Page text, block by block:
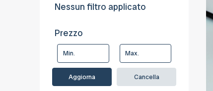
Nessun filtro applicato
Prezzo
Aggiorna Cancella